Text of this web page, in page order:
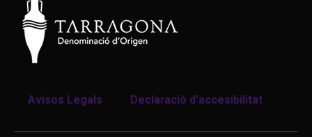
Avisos Legals Declaració d’accesibilitat